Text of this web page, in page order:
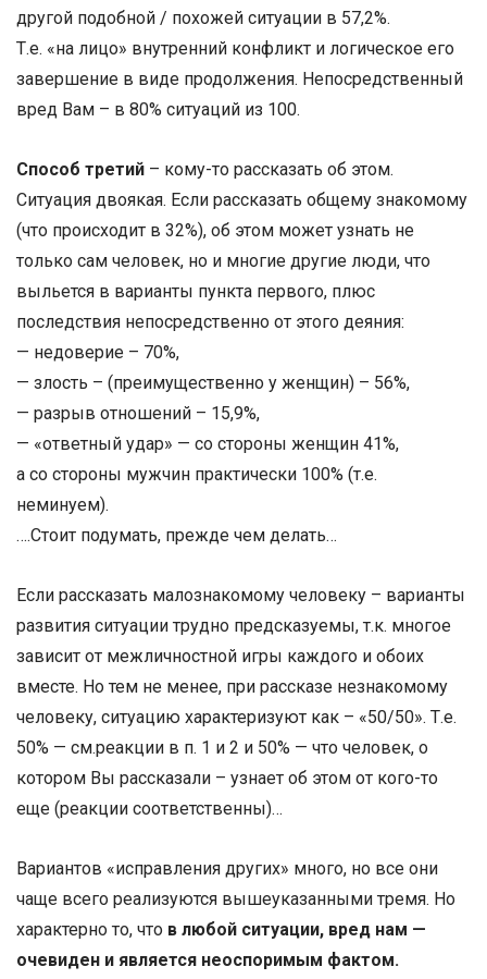
другой подобной / похожей ситуации в 57,2%.
Т.е. «на лицо» внутренний конфликт и логическое его
завершение в виде продолжения. Непосредственный
вред Вам – в 80% ситуаций из 100.
Способ третий – кому-то рассказать об этом.
Ситуация двоякая. Если рассказать общему знакомому
(что происходит в 32%), об этом может узнать не
только сам человек, но и многие другие люди, что
выльется в варианты пункта первого, плюс
последствия непосредственно от этого деяния:
— недоверие – 70%,
— злость – (преимущественно у женщин) – 56%,
— разрыв отношений – 15,9%,
— «ответный удар» — со стороны женщин 41%,
а со стороны мужчин практически 100% (т.е.
неминуем).
….Стоит подумать, прежде чем делать…
Если рассказать малознакомому человеку – варианты
развития ситуации трудно предсказуемы, т.к. многое
зависит от межличностной игры каждого и обоих
вместе. Но тем не менее, при рассказе незнакомому
человеку, ситуацию характеризуют как – «50/50». Т.е.
50% — см.реакции в п. 1 и 2 и 50% — что человек, о
котором Вы рассказали – узнает об этом от кого-то
еще (реакции соответственны)…
Вариантов «исправления других» много, но все они
чаще всего реализуются вышеуказанными тремя. Но
характерно то, что в любой ситуации, вред нам —
очевиден и является неоспоримым фактом.